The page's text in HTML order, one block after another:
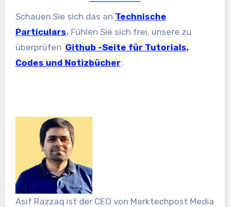
Schauen Sie sich das an Technische
Particulars. Fühlen Sie sich frei, unsere zu
überprüfen Github -Seite für Tutorials,
Codes und Notizbücher .
Asif Razzaq ist der CEO von Marktechpost Media